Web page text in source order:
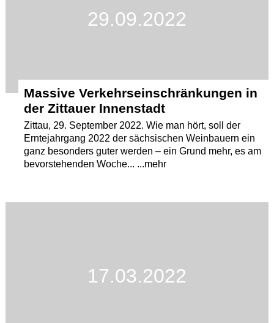
29.09.2022
Massive Verkehrseinschränkungen in
der Zittauer Innenstadt
Zittau, 29. September 2022. Wie man hört, soll der
Erntejahrgang 2022 der sächsischen Weinbauern ein
ganz besonders guter werden – ein Grund mehr, es am
bevorstehenden Woche... ...mehr
17.03.2022